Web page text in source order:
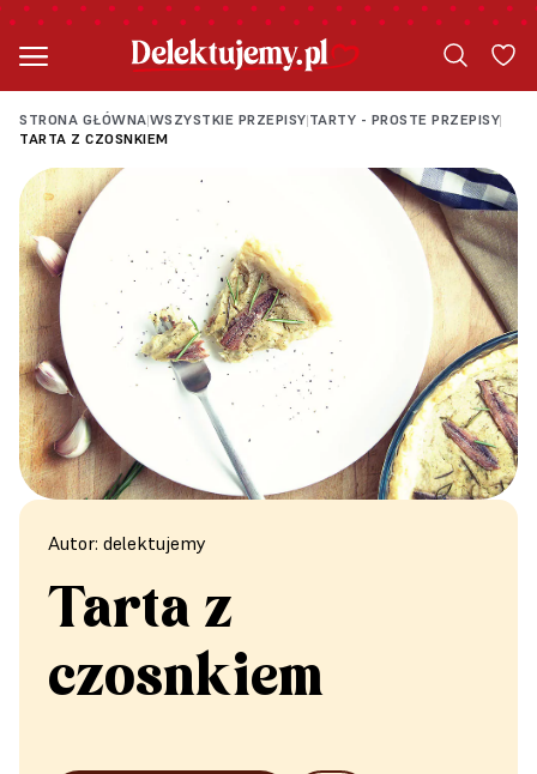
STRONA GŁÓWNA|WSZYSTKIE PRZEPISY|TARTY - PROSTE PRZEPISY|
TARTA Z CZOSNKIEM
Autor: delektujemy
Tarta z
czosnkiem